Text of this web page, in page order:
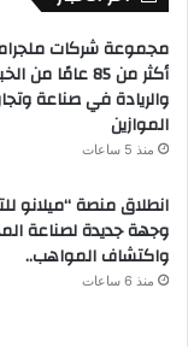
مجموعة شركات
أكثر من 85 عامًا من
والريادة في صناعة
الموازين
منذ 5 ساعات
انطلاق منصة “ميلانو
وجهة جديدة لصناعة
واكتشاف المواهب..
منذ 6 ساعات